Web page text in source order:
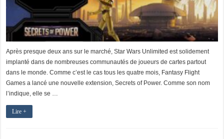
Après presque deux ans sur le marché, Star Wars Unlimited est solidement
implanté dans de nombreuses communautés de joueurs de cartes partout
dans le monde. Comme c’est le cas tous les quatre mois, Fantasy Flight
Games a lancé une nouvelle extension, Secrets of Power. Comme son nom
l’indique, elle se …
Lire +